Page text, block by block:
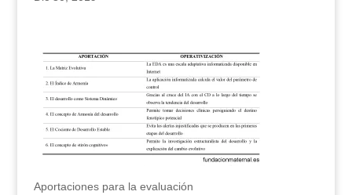
Aportaciones para la evaluación